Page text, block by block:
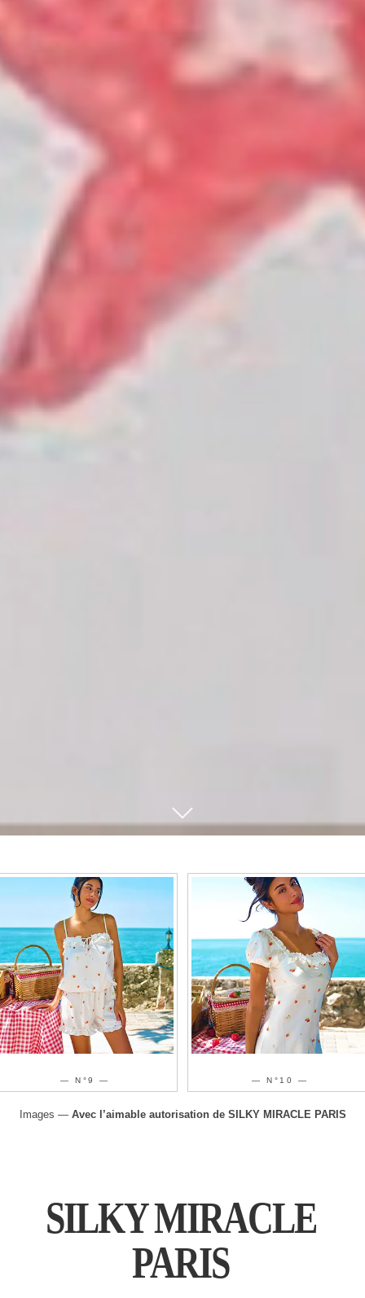
— N°10 — — N°11 —
Images — Avec l’aimable autorisation de SILKY MIRACLE PARIS
SILKY MIRACLE
PARIS